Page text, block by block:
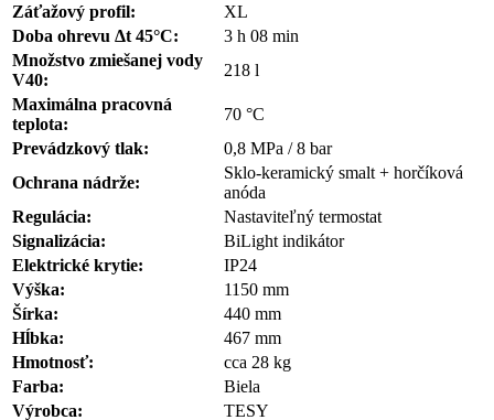
Záťažový profil:
XL
Doba ohrevu Δt 45°C:
3 h 08 min
Množstvo zmiešanej vody
V40:
218 l
Maximálna pracovná
teplota:
70 °C
Prevádzkový tlak:
0,8 MPa / 8 bar
Ochrana nádrže:
Sklo-keramický smalt + horčíková
anóda
Regulácia:
Nastaviteľný termostat
Signalizácia:
BiLight indikátor
Elektrické krytie:
IP24
Výška:
1150 mm
Šírka:
440 mm
Hĺbka:
467 mm
Hmotnosť:
cca 28 kg
Farba:
Biela
Výrobca:
TESY